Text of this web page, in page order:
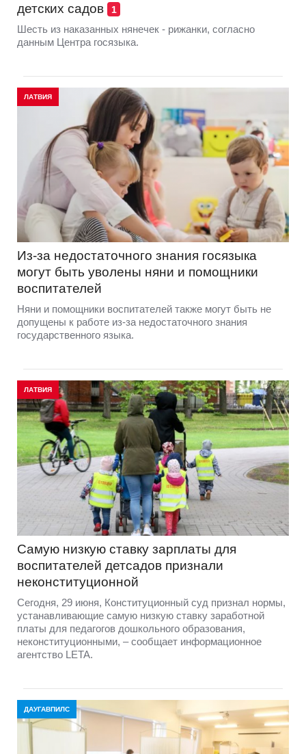
детских садов 1
Шесть из наказанных нянечек - рижанки, согласно
данным Центра госязыка.
ЛАТВИЯ
Из-за недостаточного знания госязыка
могут быть уволены няни и помощники
воспитателей
Няни и помощники воспитателей также могут быть не
допущены к работе из-за недостаточного знания
государственного языка.
ЛАТВИЯ
Самую низкую ставку зарплаты для
воспитателей детсадов признали
неконституционной
Сегодня, 29 июня, Конституционный суд признал нормы,
устанавливающие самую низкую ставку заработной
платы для педагогов дошкольного образования,
неконституционными, – сообщает информационное
агентство LETA.
ДАУГАВПИЛС